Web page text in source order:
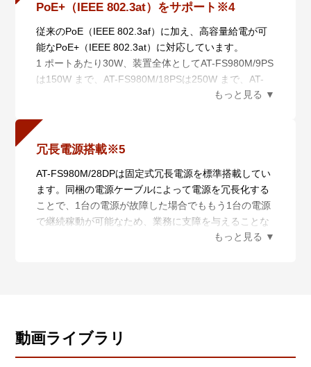
PoE+（IEEE 802.3at）をサポート※4
従来のPoE（IEEE 802.3af）に加え、高容量給電が可
能なPoE+（IEEE 802.3at）に対応しています。
1 ポートあたり30W、装置全体としてAT-FS980M/9PS
は150W まで、AT-FS980M/18PSは250W まで、AT-
FS980M/28PS・28DP・52PSは375W まで給電可能な
ワークカメラなどの様々なPoE+ 受電機器が接続可能
です。
※4 PoE+モデルのみ
冗長電源搭載※5
AT-FS980M/28DPは固定式冗長電源を標準搭載してい
ます。同梱の電源ケーブルによって電源を冗長化する
ことで、1台の電源が故障した場合でももう1台の電源
で継続稼動が可能なため、業務に支障を与えることな
くメンテナンスが可能です。また、1台故障した場合
動画ライブラリ